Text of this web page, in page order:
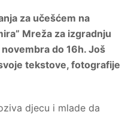
za učešćem na
Mreža za izgradnju
do 16h. Još
tekstove, fotografije
djecu i mlade da